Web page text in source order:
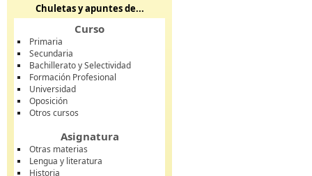
Chuletas y apuntes de...
Curso
Primaria
Secundaria
Bachillerato y Selectividad
Formación Profesional
Universidad
Oposición
Otros cursos
Asignatura
Otras materias
Lengua y literatura
Historia